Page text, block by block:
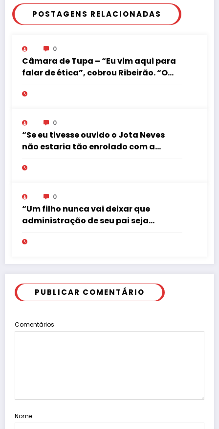
POSTAGENS RELACIONADAS
0
Câmara de Tupa – “Eu vim aqui para
falar de ética”, cobrou Ribeirão. “O
senhor falar de ética”, retrucou o
vereador José Ricardo Raymundo.
0
“Se eu tivesse ouvido o Jota Neves
não estaria tão enrolado com a
Justiça. O Manoel (Gaspar) está indo
no mesmo caminho”, confidenciou a
Gonçalves Lopes (PSDB).
0
“Um filho nunca vai deixar que
administração de seu pai seja
roubada”, vereador Ribeirão em
dezembro de 2012, justificando uma
de Manoel Gaspar para a Secretaria
pode ocultar algum mal feito na
administração de seu pai”, retrucou
PUBLICAR COMENTÁRIO
Comentários
Nome